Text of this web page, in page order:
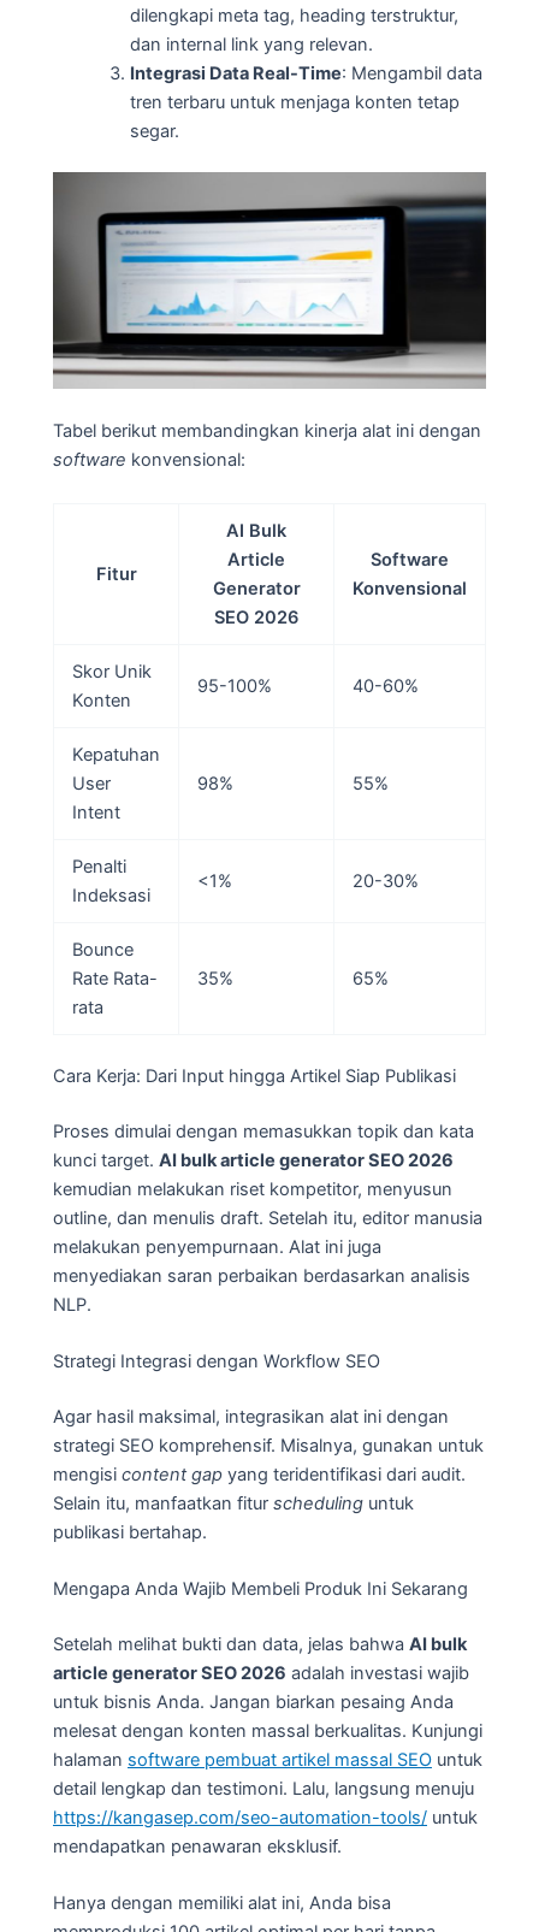
dilengkapi meta tag, heading terstruktur,
dan internal link yang relevan.
Integrasi Data Real-Time: Mengambil data
tren terbaru untuk menjaga konten tetap
segar.
Tabel berikut membandingkan kinerja alat ini dengan
software konvensional:
Fitur
AI Bulk
Article
Generator
SEO 2026
Software
Konvensional
Skor Unik
Konten
95-100% 40-60%
Kepatuhan
User
Intent
98% 55%
Penalti
Indeksasi
<1% 20-30%
Bounce
Rate Rata-
rata
35% 65%
Cara Kerja: Dari Input hingga Artikel Siap Publikasi
Proses dimulai dengan memasukkan topik dan kata
kunci target. AI bulk article generator SEO 2026
kemudian melakukan riset kompetitor, menyusun
outline, dan menulis draft. Setelah itu, editor manusia
melakukan penyempurnaan. Alat ini juga
menyediakan saran perbaikan berdasarkan analisis
NLP.
Strategi Integrasi dengan Workflow SEO
Agar hasil maksimal, integrasikan alat ini dengan
strategi SEO komprehensif. Misalnya, gunakan untuk
mengisi content gap yang teridentifikasi dari audit.
Selain itu, manfaatkan fitur scheduling untuk
publikasi bertahap.
Mengapa Anda Wajib Membeli Produk Ini Sekarang
Setelah melihat bukti dan data, jelas bahwa AI bulk
article generator SEO 2026 adalah investasi wajib
untuk bisnis Anda. Jangan biarkan pesaing Anda
melesat dengan konten massal berkualitas. Kunjungi
halaman software pembuat artikel massal SEO untuk
detail lengkap dan testimoni. Lalu, langsung menuju
https://kangasep.com/seo-automation-tools/ untuk
mendapatkan penawaran eksklusif.
Hanya dengan memiliki alat ini, Anda bisa